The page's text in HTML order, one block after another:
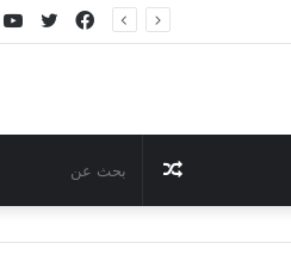
تويتر
فيسبوك
مقال
عشوائي